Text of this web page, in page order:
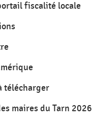
fiscalité locale
télécharger
maires du Tarn 2026